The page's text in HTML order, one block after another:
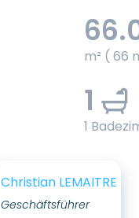
m² ( 66
1
1
Christian LEMAITRE
Geschäftsführer